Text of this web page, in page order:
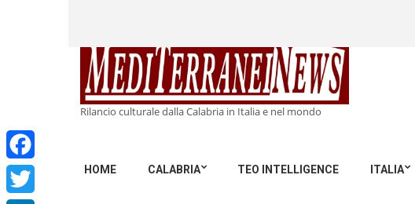
Rilancio culturale dalla Calabria in Italia e nel mondo
HOME CALABRIA TEO INTELLIGENCE ITALIA
Facebook